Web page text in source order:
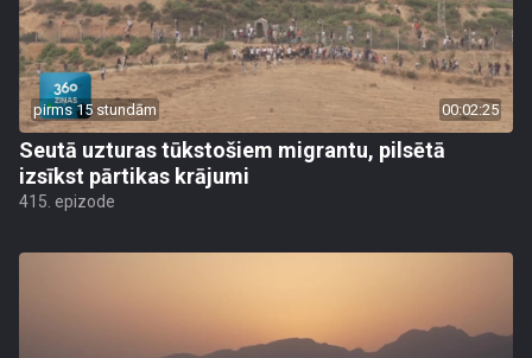
pirms 15 stundām 00:02:25
Seutā uzturas tūkstošiem migrantu, pilsētā
izsīkst pārtikas krājumi
415. epizode